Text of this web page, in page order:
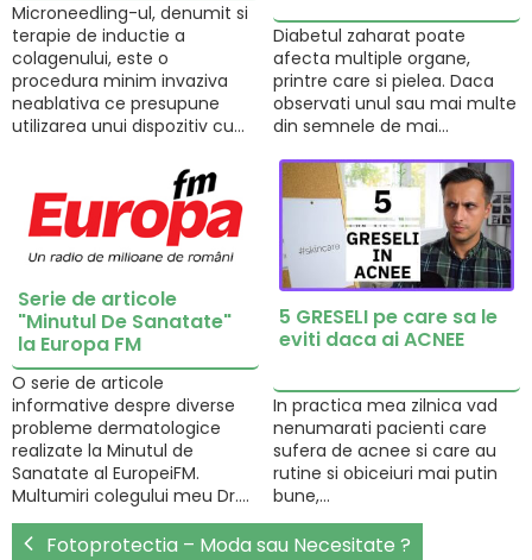
Microneedling-ul, denumit si
terapie de inductie a
colagenului, este o
procedura minim invaziva
neablativa ce presupune
utilizarea unui dispozitiv cu…
Diabetul zaharat poate
afecta multiple organe,
printre care si pielea. Daca
observati unul sau mai multe
din semnele de mai…
Serie de articole
"Minutul De Sanatate"
la Europa FM
O serie de articole
informative despre diverse
probleme dermatologice
realizate la Minutul de
Sanatate al EuropeiFM.
Multumiri colegului meu Dr.…
5 GRESELI pe care sa le
eviti daca ai ACNEE
In practica mea zilnica vad
nenumarati pacienti care
sufera de acnee si care au
rutine si obiceiuri mai putin
bune,…
Fotoprotectia – Moda sau Necesitate ?